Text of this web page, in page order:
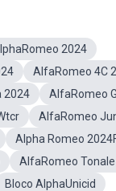
2024
AlfaRomeo 4C
2024
AlfaRomeo
AlfaRomeo
Alpha Romeo
AlfaRomeo
Bloco AlphaUnicid